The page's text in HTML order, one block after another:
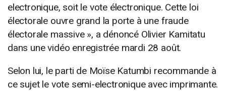
electronique, soit le vote électronique. Cette loi
électorale ouvre grand la porte à une fraude
électorale massive », a dénoncé Olivier Kamitatu
dans une vidéo enregistrée mardi 28 août.
Selon lui, le parti de Moïse Katumbi recommande à
ce sujet le vote semi-electronique avec imprimante.